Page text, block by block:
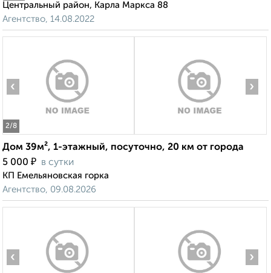
Центральный район, Карла Маркса 88
Агентство, 14.08.2022
2/8
‹ ›
Дом 39м², 1-этажный, посуточно, 20 км от города
5 000 ₽ в сутки
КП Емельяновская горка
Агентство, 09.08.2026
‹ ›